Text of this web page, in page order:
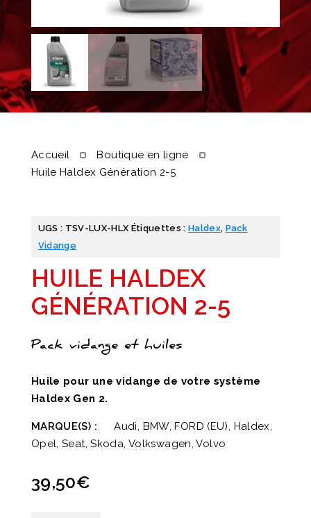
Accueil
Boutique en ligne
Huile Haldex Génération 2-5
UGS : TSV-LUX-HLX Étiquettes : Haldex, Pack
Vidange
HUILE HALDEX
GÉNÉRATION 2-5
Pack vidange et huiles
Huile pour une vidange de votre système
Haldex Gen 2.
MARQUE(S) :
Audi, BMW, FORD (EU), Haldex,
Opel, Seat, Skoda, Volkswagen, Volvo
39,50€